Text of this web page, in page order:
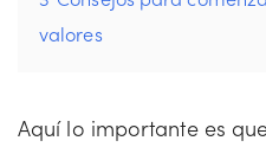
valores
Aquí lo importante es